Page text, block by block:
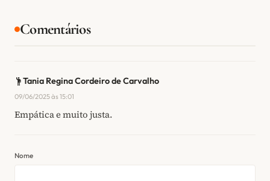
Comentários
Tania Regina Cordeiro de Carvalho
09/06/2025 às 15:01
Empática e muito justa.
Nome